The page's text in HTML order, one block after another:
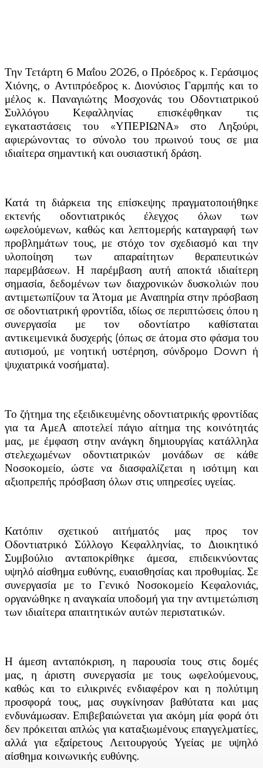
Την Τετάρτη 6 Μαΐου 2026, ο Πρόεδρος κ. Γεράσιμος
Χιόνης, ο Αντιπρόεδρος κ. Διονύσιος Γαρμπής και το
μέλος κ. Παναγιώτης Μοσχονάς του Οδοντιατρικού
Συλλόγου Κεφαλληνίας επισκέφθηκαν τις
εγκαταστάσεις του «ΥΠΕΡΙΩΝΑ» στο Ληξούρι,
αφιερώνοντας το σύνολο του πρωινού τους σε μια
ιδιαίτερα σημαντική και ουσιαστική δράση.
Κατά τη διάρκεια της επίσκεψης πραγματοποιήθηκε
εκτενής οδοντιατρικός έλεγχος όλων των
ωφελούμενων, καθώς και λεπτομερής καταγραφή των
προβλημάτων τους, με στόχο τον σχεδιασμό και την
υλοποίηση των απαραίτητων θεραπευτικών
παρεμβάσεων. Η παρέμβαση αυτή αποκτά ιδιαίτερη
σημασία, δεδομένων των διαχρονικών δυσκολιών που
αντιμετωπίζουν τα Άτομα με Αναπηρία στην πρόσβαση
σε οδοντιατρική φροντίδα, ιδίως σε περιπτώσεις όπου η
συνεργασία με τον οδοντίατρο καθίσταται
αντικειμενικά δυσχερής (όπως σε άτομα στο φάσμα του
αυτισμού, με νοητική υστέρηση, σύνδρομο Down ή
ψυχιατρικά νοσήματα).
Το ζήτημα της εξειδικευμένης οδοντιατρικής φροντίδας
για τα ΑμεΑ αποτελεί πάγιο αίτημα της κοινότητάς
μας, με έμφαση στην ανάγκη δημιουργίας κατάλληλα
στελεχωμένων οδοντιατρικών μονάδων σε κάθε
Νοσοκομείο, ώστε να διασφαλίζεται η ισότιμη και
αξιοπρεπής πρόσβαση όλων στις υπηρεσίες υγείας.
Κατόπιν σχετικού αιτήματός μας προς τον
Οδοντιατρικό Σύλλογο Κεφαλληνίας, το Διοικητικό
Συμβούλιο ανταποκρίθηκε άμεσα, επιδεικνύοντας
υψηλό αίσθημα ευθύνης, ευαισθησίας και προθυμίας. Σε
συνεργασία με το Γενικό Νοσοκομείο Κεφαλονιάς,
οργανώθηκε η αναγκαία υποδομή για την αντιμετώπιση
των ιδιαίτερα απαιτητικών αυτών περιστατικών.
Η άμεση ανταπόκριση, η παρουσία τους στις δομές
μας, η άριστη συνεργασία με τους ωφελούμενους,
καθώς και το ειλικρινές ενδιαφέρον και η πολύτιμη
προσφορά τους, μας συγκίνησαν βαθύτατα και μας
ενδυνάμωσαν. Επιβεβαιώνεται για ακόμη μία φορά ότι
δεν πρόκειται απλώς για καταξιωμένους επαγγελματίες,
αλλά για εξαίρετους Λειτουργούς Υγείας με υψηλό
αίσθημα κοινωνικής ευθύνης.